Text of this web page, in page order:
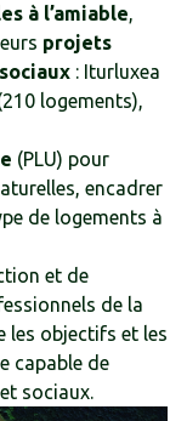
à l’amiable,
projets
: Iturluxea
logements),
(PLU) pour
encadrer
de logements à
et de
de la
les objectifs et les
capable de
sociaux.